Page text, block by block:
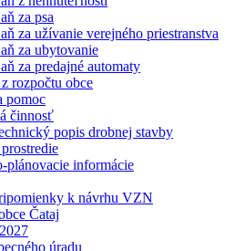
za psa
za užívanie verejného priestranstva
za ubytovanie
za predajné automaty
rozpočtu obce
pomoc
činnosť
popis drobnej stavby
plánovacie informácie
k návrhu VZN
Čataj
úradu